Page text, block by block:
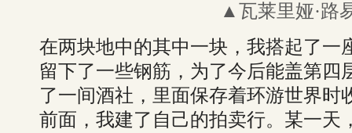
▲瓦莱里娅·路
在两块地中的其中一块，我搭起了一
留下了一些钢筋，为了今后能盖第四
了一间酒社，里面保存着环游世界时
前面，我建了自己的拍卖行。某一天